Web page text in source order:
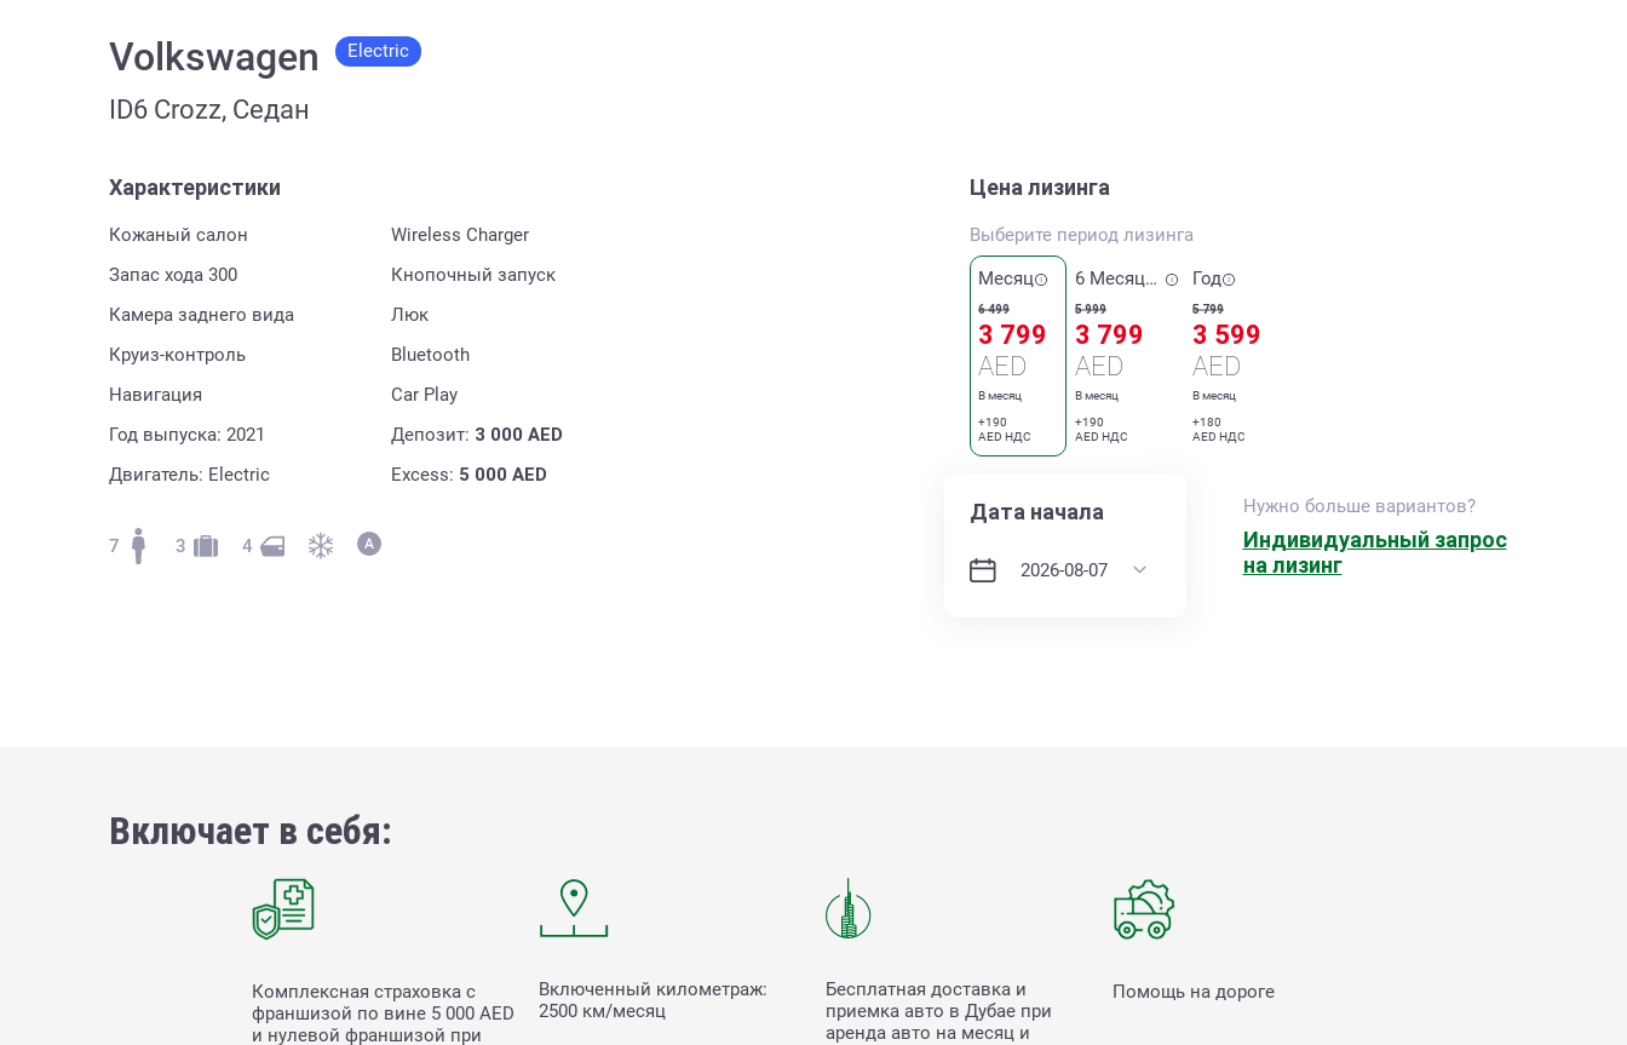
Volkswagen
ID6 Crozz, Седан
Electric
Характеристики
Кожаный салон
Запас хода 300
Камера заднего вида
Круиз-контроль
Навигация
Год выпуска: 2021
Двигатель: Electric
Wireless Charger
Кнопочный запуск
Люк
Bluetooth
Car Play
Депозит: 3 000 AED
Excess: 5 000 AED
7 3 4
Цена лизинга
Выберите период лизинга
Месяц
6 499
3 799
AED
В месяц
+190
AED НДС
6 Месяцев
5 999
3 799
AED
В месяц
+190
AED НДС
Год
5 799
3 599
AED
В месяц
+180
AED НДС
Дата начала Нужно больше вариантов?
Индивидуальный запрос
на лизинг
Включает в себя:
Комплексная страховка с
франшизой по вине 5 000 AED
и нулевой франшизой при
Включенный километраж:
2500 км/месяц
Бесплатная доставка и
приемка авто в Дубае при
аренда авто на месяц и
Помощь на дороге